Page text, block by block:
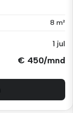
8 m²
1 jul
€ 450/mnd